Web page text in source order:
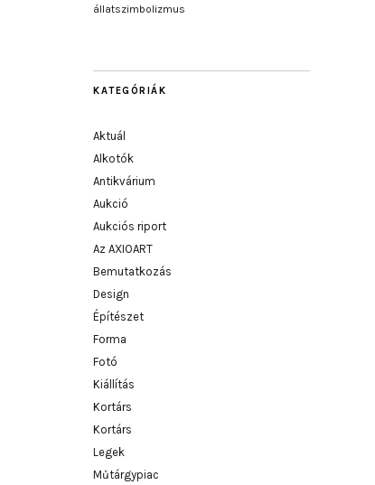
állatszimbolizmus
KATEGÓRIÁK
Aktuál
Alkotók
Antikvárium
Aukció
Aukciós riport
Az AXIOART
Bemutatkozás
Design
Építészet
Forma
Fotó
Kiállítás
Kortárs
Kortárs
Legek
Műtárgypiac